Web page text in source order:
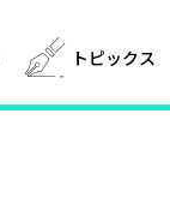
トピックス